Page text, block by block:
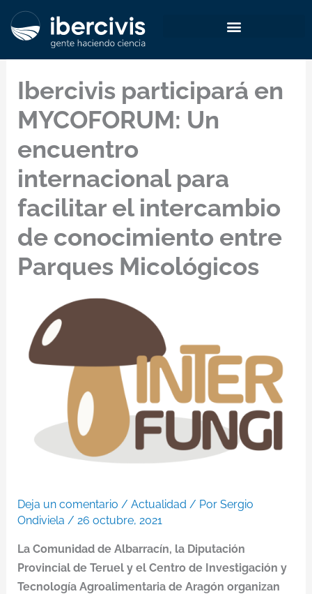
Ibercivis participará en
MYCOFORUM: Un
encuentro
internacional para
facilitar el intercambio
de conocimiento entre
Parques Micológicos
Deja un comentario / Actualidad / Por Sergio
Ondiviela / 26 octubre, 2021
La Comunidad de Albarracín, la Diputación
Provincial de Teruel y el Centro de Investigación y
Tecnología Agroalimentaria de Aragón organizan